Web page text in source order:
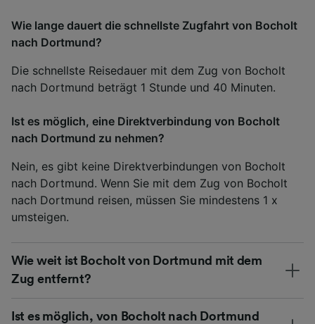
Wie lange dauert die schnellste Zugfahrt von Bocholt
nach Dortmund?
Die schnellste Reisedauer mit dem Zug von Bocholt
nach Dortmund beträgt 1 Stunde und 40 Minuten.
Ist es möglich, eine Direktverbindung von Bocholt
nach Dortmund zu nehmen?
Nein, es gibt keine Direktverbindungen von Bocholt
nach Dortmund. Wenn Sie mit dem Zug von Bocholt
nach Dortmund reisen, müssen Sie mindestens 1 x
umsteigen.
Wie weit ist Bocholt von Dortmund mit dem
Zug entfernt?
Ist es möglich, von Bocholt nach Dortmund